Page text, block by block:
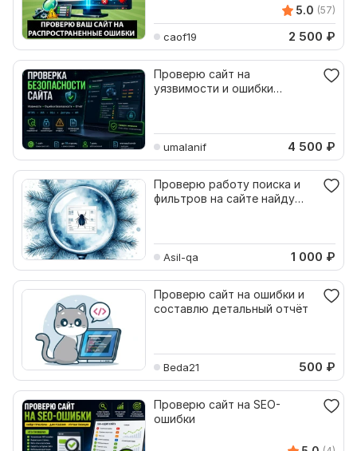
5.0 (57)
caof19 2 500 ₽
Проверю сайт на
уязвимости и ошибки
umalanif 4 500 ₽
Проверю работу поиска и
фильтров на сайте найду
Asil-qa 1 000 ₽
Проверю сайт на ошибки и
составлю детальный отчёт
Beda21 500 ₽
Проверю сайт на SEO-
ошибки